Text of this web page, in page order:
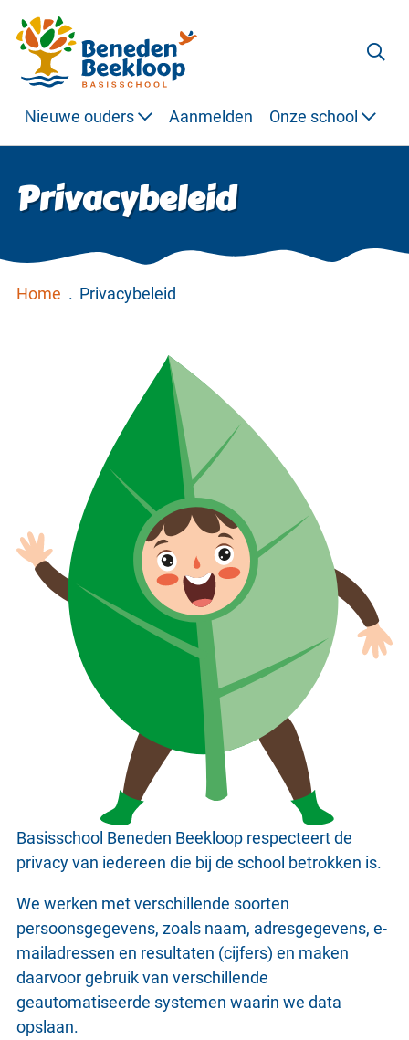
Nieuwe ouders Aanmelden Onze school
Privacybeleid
Home . Privacybeleid
Basisschool Beneden Beekloop respecteert de
privacy van iedereen die bij de school betrokken is.
We werken met verschillende soorten
persoonsgegevens, zoals naam, adresgegevens, e-
mailadressen en resultaten (cijfers) en maken
daarvoor gebruik van verschillende
geautomatiseerde systemen waarin we data
opslaan.